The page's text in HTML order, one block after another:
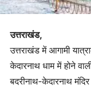
उत्तराखंड,
उत्तराखंड में आगामी
केदारनाथ धाम में होने
बदरीनाथ-केदारनाथ